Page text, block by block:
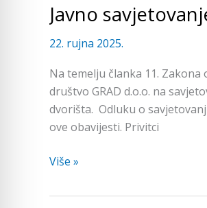
Javno
22. rujna 2025.
Na temelju članka 11.
društvo GRAD d.o.o. na
dvorišta. Odluku o
ove obavijesti. Privitci
Javno
savjetovanje
–
o
radu
reciklažnog
dvorišta
Više »